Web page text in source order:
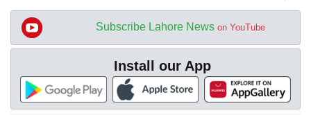
Subscribe Lahore News on YouTube
Install our App